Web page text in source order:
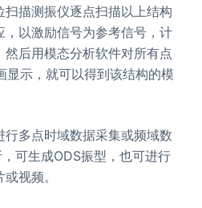
描测振仪逐点扫描以上结构
以激励信号为参考信号，计
后用模态分析软件对所有点
显示，就可以得到该结构的模
多点时域数据采集或频域数
可生成ODS振型，也可进行
视频。